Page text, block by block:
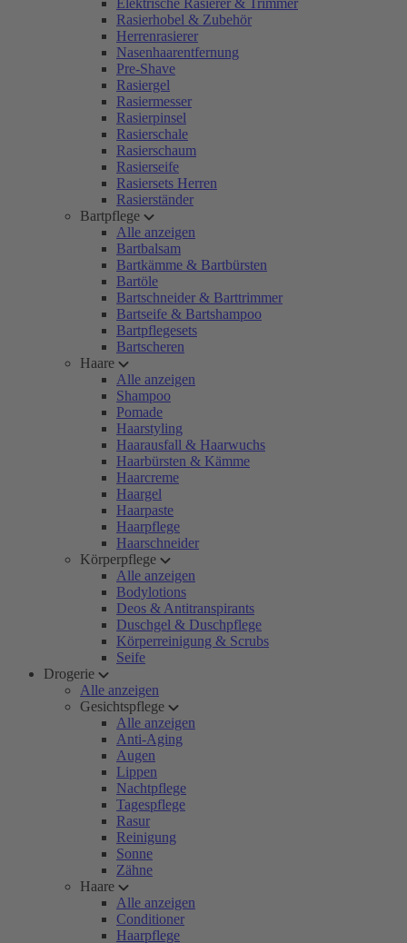
Elektrische Rasierer & Trimmer
Rasierhobel & Zubehör
Herrenrasierer
Nasenhaarentfernung
Pre-Shave
Rasiergel
Rasiermesser
Rasierpinsel
Rasierschale
Rasierschaum
Rasierseife
Rasiersets Herren
Rasierständer
Bartpflege
Alle anzeigen
Bartbalsam
Bartkämme & Bartbürsten
Bartöle
Bartschneider & Barttrimmer
Bartseife & Bartshampoo
Bartpflegesets
Bartscheren
Haare
Alle anzeigen
Shampoo
Pomade
Haarstyling
Haarausfall & Haarwuchs
Haarbürsten & Kämme
Haarcreme
Haargel
Haarpaste
Haarpflege
Haarschneider
Körperpflege
Alle anzeigen
Bodylotions
Deos & Antitranspirants
Duschgel & Duschpflege
Körperreinigung & Scrubs
Seife
Drogerie
Alle anzeigen
Gesichtspflege
Alle anzeigen
Anti-Aging
Augen
Lippen
Nachtpflege
Tagespflege
Rasur
Reinigung
Sonne
Zähne
Haare
Alle anzeigen
Conditioner
Haarpflege